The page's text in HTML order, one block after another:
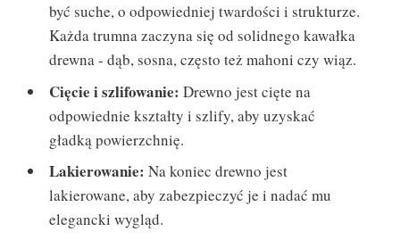
być suche, o odpowiedniej twardości i strukturze.
Każda trumna zaczyna się od solidnego kawałka
drewna - dąb, sosna, często też mahoni czy wiąz.
Cięcie i szlifowanie: Drewno jest cięte na
odpowiednie kształty i szlify, aby uzyskać
gładką powierzchnię.
Lakierowanie: Na koniec drewno jest
lakierowane, aby zabezpieczyć je i nadać mu
elegancki wygląd.